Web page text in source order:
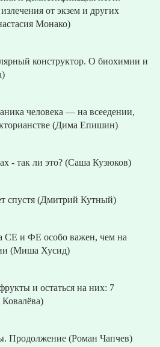
от экзем и других
Монако)
конструктор. О биохимии и
человека — на всеедении,
(Дима Епишин)
- так ли это? (Саша Кузюков)
спустя (Дмитрий Кутный)
СЕ и ФЕ особо важен, чем на
(Миша Хусид)
и остаться на них: 7
Продолжение (Роман Чапчев)